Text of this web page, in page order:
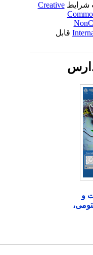
شرایطCreative
قابل